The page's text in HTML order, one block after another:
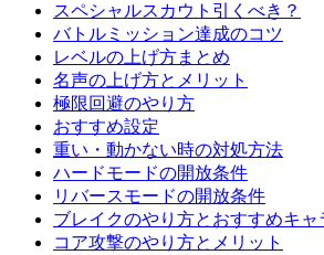
スペシャルスカウト引くべき？
バトルミッション達成のコツ
レベルの上げ方まとめ
名声の上げ方とメリット
極限回避のやり方
おすすめ設定
重い・動かない時の対処方法
ハードモードの開放条件
リバースモードの開放条件
ブレイクのやり方とおすすめキャ
コア攻撃のやり方とメリット